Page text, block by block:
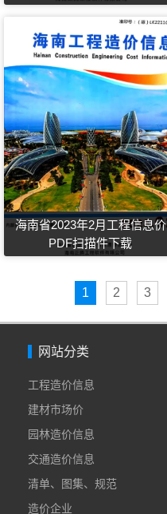
海南省2023年2月工程信息价
PDF扫描件下载
1 2 3
网站分类
工程造价信息
建材市场价
园林造价信息
交通造价信息
清单、图集、规范
造价企业